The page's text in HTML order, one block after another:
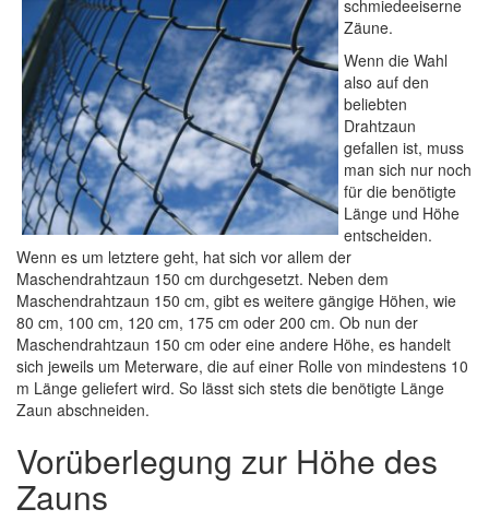
schmiedeeiserne
Zäune.
Wenn die Wahl
also auf den
beliebten
Drahtzaun
gefallen ist, muss
man sich nur noch
für die benötigte
Länge und Höhe
entscheiden.
Wenn es um letztere geht, hat sich vor allem der
Maschendrahtzaun 150 cm durchgesetzt. Neben dem
Maschendrahtzaun 150 cm, gibt es weitere gängige Höhen, wie
80 cm, 100 cm, 120 cm, 175 cm oder 200 cm. Ob nun der
Maschendrahtzaun 150 cm oder eine andere Höhe, es handelt
sich jeweils um Meterware, die auf einer Rolle von mindestens 10
m Länge geliefert wird. So lässt sich stets die benötigte Länge
Zaun abschneiden.
Vorüberlegung zur Höhe des
Zauns